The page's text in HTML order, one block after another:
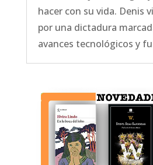
hacer con su vida. Denis
por una dictadura
avances tecnológicos y